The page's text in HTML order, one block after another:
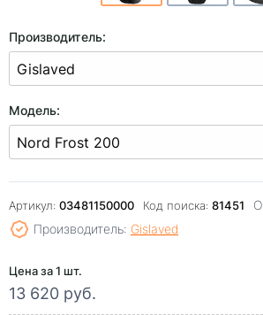
Производитель:
Модель:
Артикул: 03481150000 Код поиска: 81451
Производитель: Gislaved
Цена за 1 шт.
13 620 руб.